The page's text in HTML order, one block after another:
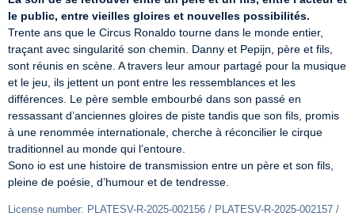
le public, entre vieilles gloires et nouvelles possibilités.
Trente ans que le Circus Ronaldo tourne dans le monde entier,
traçant avec singularité son chemin. Danny et Pepijn, père et fils,
sont réunis en scène. A travers leur amour partagé pour la musique
et le jeu, ils jettent un pont entre les ressemblances et les
différences. Le père semble embourbé dans son passé en
ressassant d’anciennes gloires de piste tandis que son fils, promis
à une renommée internationale, cherche à réconcilier le cirque
traditionnel au monde qui l’entoure.
Sono io est une histoire de transmission entre un père et son fils,
pleine de poésie, d’humour et de tendresse.
License number: PLATESV-R-2025-002156 / PLATESV-R-2025-002157 /